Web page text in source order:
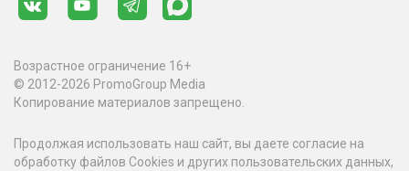
Возрастное ограничение 16+
© 2012-2026 PromoGroup Media
Копирование материалов запрещено.
Продолжая использовать наш сайт, вы даете согласие на
обработку файлов Cookies и других пользовательских данных,